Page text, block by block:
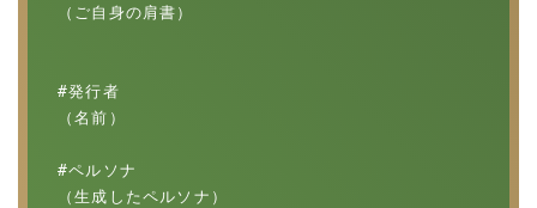
（ご自身の肩書）
#発行者
（名前）
#ペルソナ
（生成したペルソナ）